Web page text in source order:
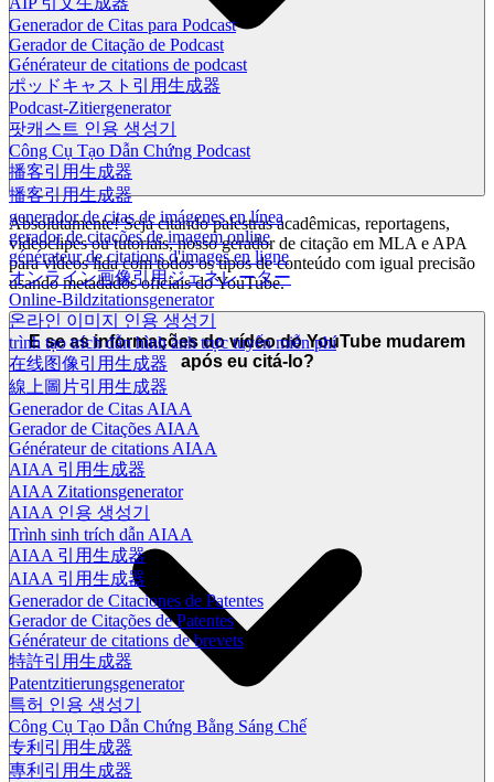
Generador de Citas para Podcast
Gerador de Citação de Podcast
Générateur de citations de podcast
ポッドキャスト引用生成器
Podcast-Zitiergenerator
팟캐스트 인용 생성기
Công Cụ Tạo Dẫn Chứng Podcast
播客引用生成器
播客引用生成器
generador de citas de imágenes en línea
gerador de citações de imagem online
générateur de citations d'images en ligne
オンライン画像引用ジェネレーター
Online-Bildzitationsgenerator
온라인 이미지 인용 생성기
trình tạo trích dẫn hình ảnh trực tuyến miễn phí
在线图像引用生成器
線上圖片引用生成器
Generador de Citas AIAA
Gerador de Citações AIAA
Générateur de citations AIAA
AIAA 引用生成器
AIAA Zitationsgenerator
AIAA 인용 생성기
Trình sinh trích dẫn AIAA
AIAA 引用生成器
AIAA 引用生成器
Generador de Citaciones de Patentes
Gerador de Citações de Patentes
Générateur de citations de brevets
特許引用生成器
Patentzitierungsgenerator
특허 인용 생성기
Công Cụ Tạo Dẫn Chứng Bằng Sáng Chế
专利引用生成器
專利引用生成器
Absolutamente! Seja citando palestras acadêmicas, reportagens,
videoclipes ou tutoriais, nosso gerador de citação em MLA e APA
para vídeos lida com todos os tipos de conteúdo com igual precisão
usando metadados oficiais do YouTube.
E se as informações do vídeo do YouTube mudarem
após eu citá-lo?